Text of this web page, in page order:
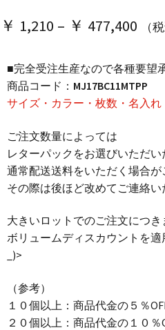
￥ 1,210 – ￥ 477,400 価
帯:
￥
￥
（
■完全受注生産なので各種要望
商品コード： MJ17BC11MTPP
サイズ・カラー・枚数・名入
ご注文数量によっては
レターパックをお選びいただい
通常配送送料をいただく場合が
その際は後ほど改めてご連絡い
大きいロットでのご注文につき
ボリュームディスカウントを適
_)>
（参考）
１０個以上：商品代金の５％
２０個以上：商品代金の１０％